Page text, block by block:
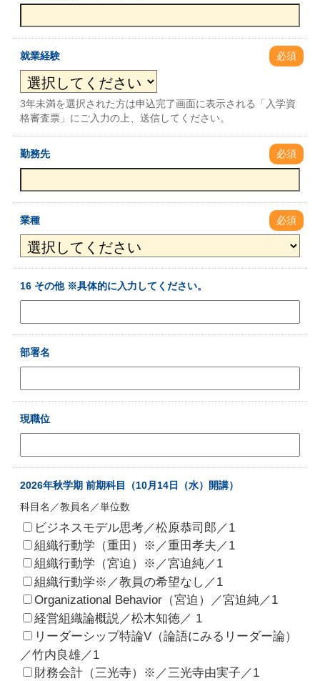
就業経験 必須
3年未満を選択された方は申込完了画面に表示される「入学資
格審査票」にご入力の上、送信してください。
勤務先 必須
業種 必須
16 その他 ※具体的に入力してください。
部署名
現職位
2026年秋学期 前期科目（10月14日（水）開講）
科目名／教員名／単位数
ビジネスモデル思考／松原恭司郎／1
組織行動学（重田）※／重田孝夫／1
組織行動学（宮迫）※／宮迫純／1
組織行動学※／教員の希望なし／1
Organizational Behavior（宮迫）／宮迫純／1
経営組織論概説／松木知徳／ 1
リーダーシップ特論V（論語にみるリーダー論）
／竹内良雄／1
財務会計（三光寺）※／三光寺由実子／1